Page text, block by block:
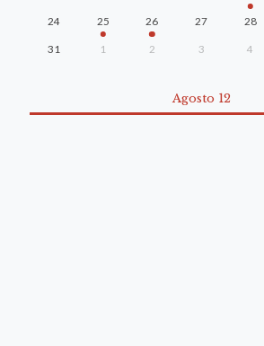
24 25 26 27 28
31 1 2 3 4
Agosto 12